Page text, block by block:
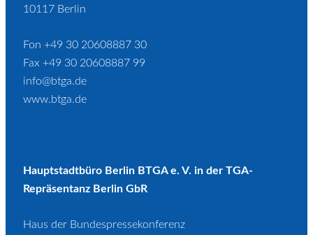
10117 Berlin
Fon +49 30 20608887 30
Fax +49 30 20608887 99
info@btga.de
www.btga.de
Hauptstadtbüro Berlin BTGA e. V. in der TGA-
Repräsentanz Berlin GbR
Haus der Bundespressekonferenz